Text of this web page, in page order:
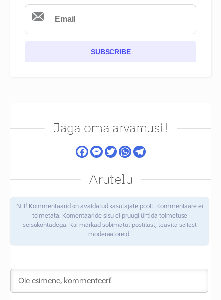
SUBSCRIBE
Jaga oma arvamust!
Arutelu
NB! Kommentaarid on avaldatud kasutajate poolt. Kommentaare ei
toimetata. Komentaaride sisu ei pruugi ühtida toimetuse
seisukohtadega. Kui märkad sobimatut postitust, teavita sellest
moderaatoreid.